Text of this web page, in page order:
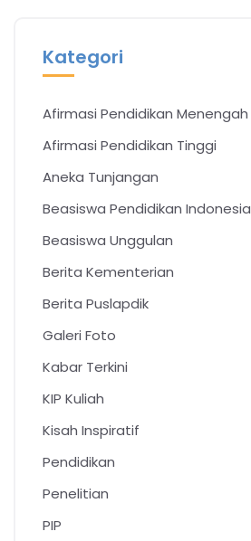
Kategori
Afirmasi Pendidikan Menengah
Afirmasi Pendidikan Tinggi
Aneka Tunjangan
Beasiswa Pendidikan Indonesia
Beasiswa Unggulan
Berita Kementerian
Berita Puslapdik
Galeri Foto
Kabar Terkini
KIP Kuliah
Kisah Inspiratif
Pendidikan
Penelitian
PIP